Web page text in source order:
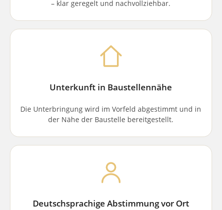
– klar geregelt und nachvollziehbar.
Unterkunft in Baustellennähe
Die Unterbringung wird im Vorfeld abgestimmt und in
der Nähe der Baustelle bereitgestellt.
Deutschsprachige Abstimmung vor Ort